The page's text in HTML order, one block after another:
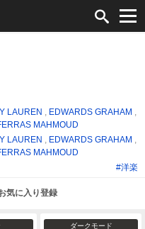
LAUREN , EDWARDS GRAHAM ,
MAHMOUD
LAUREN , EDWARDS GRAHAM ,
MAHMOUD
#洋楽
気に入り登録
ダークモード